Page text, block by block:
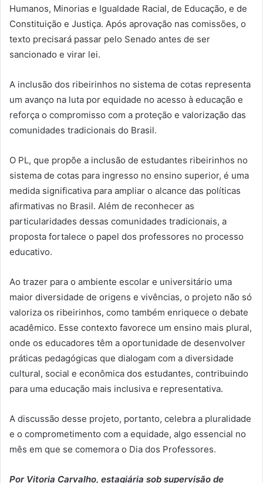
Humanos, Minorias e Igualdade Racial, de Educação, e de
Constituição e Justiça. Após aprovação nas comissões, o
texto precisará passar pelo Senado antes de ser
sancionado e virar lei.
A inclusão dos ribeirinhos no sistema de cotas representa
um avanço na luta por equidade no acesso à educação e
reforça o compromisso com a proteção e valorização das
comunidades tradicionais do Brasil.
O PL, que propõe a inclusão de estudantes ribeirinhos no
sistema de cotas para ingresso no ensino superior, é uma
medida significativa para ampliar o alcance das políticas
afirmativas no Brasil. Além de reconhecer as
particularidades dessas comunidades tradicionais, a
proposta fortalece o papel dos professores no processo
educativo.
Ao trazer para o ambiente escolar e universitário uma
maior diversidade de origens e vivências, o projeto não só
valoriza os ribeirinhos, como também enriquece o debate
acadêmico. Esse contexto favorece um ensino mais plural,
onde os educadores têm a oportunidade de desenvolver
práticas pedagógicas que dialogam com a diversidade
cultural, social e econômica dos estudantes, contribuindo
para uma educação mais inclusiva e representativa.
A discussão desse projeto, portanto, celebra a pluralidade
e o comprometimento com a equidade, algo essencial no
mês em que se comemora o Dia dos Professores.
Por Vitoria Carvalho, estagiária sob supervisão de